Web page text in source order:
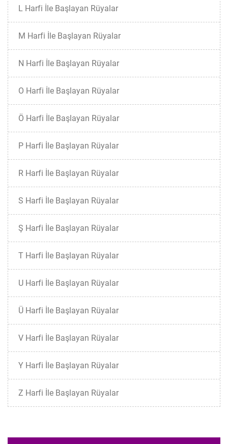
L Harfi İle Başlayan Rüyalar
M Harfi İle Başlayan Rüyalar
N Harfi İle Başlayan Rüyalar
O Harfi İle Başlayan Rüyalar
Ö Harfi İle Başlayan Rüyalar
P Harfi İle Başlayan Rüyalar
R Harfi İle Başlayan Rüyalar
S Harfi İle Başlayan Rüyalar
Ş Harfi İle Başlayan Rüyalar
T Harfi İle Başlayan Rüyalar
U Harfi İle Başlayan Rüyalar
Ü Harfi İle Başlayan Rüyalar
V Harfi İle Başlayan Rüyalar
Y Harfi İle Başlayan Rüyalar
Z Harfi İle Başlayan Rüyalar